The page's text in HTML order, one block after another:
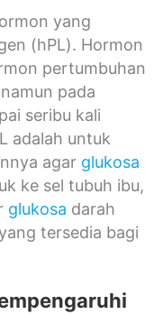
yang
(hPL). Hormon
pertumbuhan
pada
seribu kali
adalah untuk
agar glukosa
ke sel tubuh ibu,
glukosa darah
tersedia bagi